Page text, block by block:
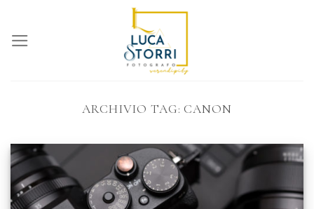
content
ARCHIVIO TAG:CANON